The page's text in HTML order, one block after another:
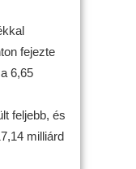
fejezte
6,65
feljebb, és
milliárd